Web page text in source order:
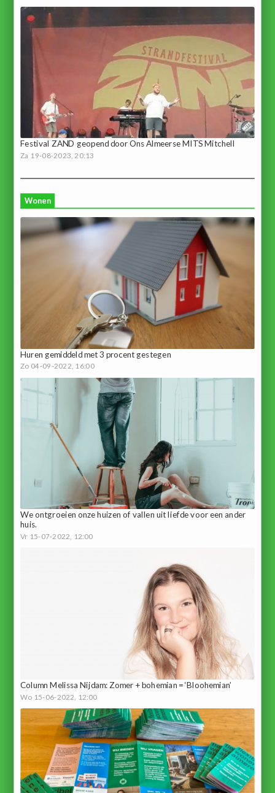
Festival ZAND geopend door Ons Almeerse MITS Mitchell
Za 19-08-2023, 20:13
Wonen
Huren gemiddeld met 3 procent gestegen
Zo 04-09-2022, 16:00
We ontgroeien onze huizen of vallen uit liefde voor een ander
huis.
Vr 15-07-2022, 12:00
Column Melissa Nijdam: Zomer + bohemian = ‘Bloohemian’
Wo 15-06-2022, 12:00